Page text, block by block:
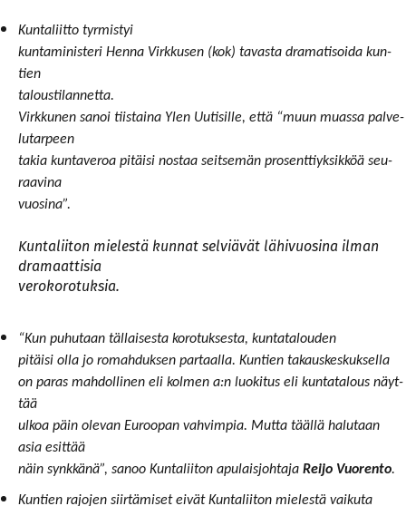
Kun­ta­liit­to tyr­mis­tyi
kun­ta­mi­nis­te­ri Hen­na Virk­ku­sen (kok) ta­vas­ta dra­ma­ti­soi­da kun­
tien
ta­lous­ti­lan­net­ta.
Virk­ku­nen sa­noi tiis­tai­na Ylen Uu­ti­sil­le, et­tä “muun muas­sa pal­ve­
lu­tar­peen
ta­kia kun­ta­ve­roa pi­täi­si nos­taa seit­se­män pro­sent­ti­yk­sik­köä seu­
raa­vi­na
vuo­si­na”.
Kun­ta­lii­ton mie­les­tä kun­nat sel­viä­vät lä­hi­vuo­si­na il­man
dra­maat­ti­sia
ve­ro­ko­ro­tuk­sia.
“Kun pu­hu­taan täl­lai­ses­ta ko­ro­tuk­ses­ta, kun­ta­ta­lou­den
pi­täi­si ol­la jo ro­mah­duk­sen par­taal­la. Kun­tien ta­kaus­kes­kuk­sel­la
on pa­ras mah­dol­li­nen eli kol­men a:n luo­ki­tus eli kun­ta­ta­lous näyt­
tää
ul­koa päin ole­van Eu­roo­pan vah­vim­pia. Mut­ta tääl­lä ha­lu­taan
asia esit­tää
näin synk­kä­nä”, sa­noo Kun­ta­lii­ton apu­lais­joh­ta­ja Rei­jo Vuo­ren­to.
Kun­tien ra­jo­jen siir­tä­mi­set ei­vät Kun­ta­lii­ton mie­les­tä vai­ku­ta